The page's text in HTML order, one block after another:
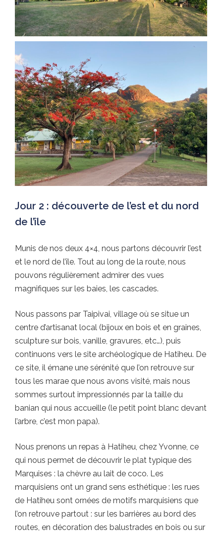
Jour 2 : découverte de l’est et du nord
de l’île
Munis de nos deux 4×4, nous partons découvrir l’est
et le nord de l’île. Tout au long de la route, nous
pouvons régulièrement admirer des vues
magnifiques sur les baies, les cascades.
Nous passons par Taipivai, village où se situe un
centre d’artisanat local (bijoux en bois et en graines,
sculpture sur bois, vanille, gravures, etc…), puis
continuons vers le site archéologique de Hatiheu. De
ce site, il émane une sérénité que l’on retrouve sur
tous les marae que nous avons visité, mais nous
sommes surtout impressionnés par la taille du
banian qui nous accueille (le petit point blanc devant
l’arbre, c’est mon papa).
Nous prenons un repas à Hatiheu, chez Yvonne, ce
qui nous permet de découvrir le plat typique des
Marquises : la chèvre au lait de coco. Les
marquisiens ont un grand sens esthétique : les rues
de Hatiheu sont ornées de motifs marquisiens que
l’on retrouve partout : sur les barrières au bord des
routes, en décoration des balustrades en bois ou sur